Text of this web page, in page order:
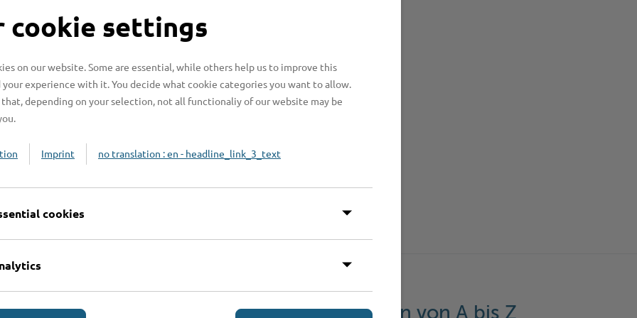
benötigt?
Online-Services Leistungen von A bis Z
cookie settings
on our website. Some are essential, while others help us to improve this
experience with it. You decide what cookie categories you want to allow.
depending on your selection, not all functionaliy of our website may be
Imprint no translation : en - headline_link_3_text
cookies